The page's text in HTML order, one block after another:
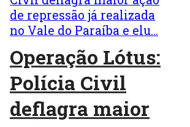
Operação Lótus:
Polícia Civil
deflagra maior